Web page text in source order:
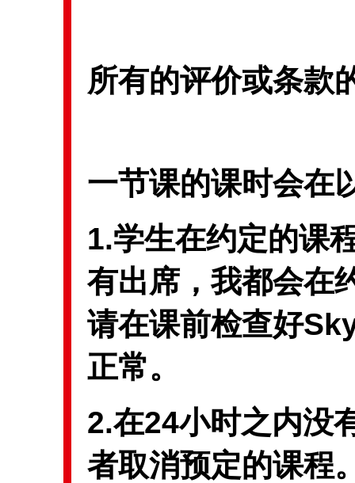
所有的评价或条款
一节课的课时会在
1.学生在约定的课
有出席，我都会在
请在课前检查好
正常。
2.在24小时之内没
者取消预定的课程